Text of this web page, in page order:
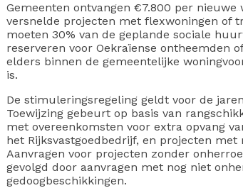
Gemeenten ontvangen €7.800 per
versnelde projecten met flexwoningen of
moeten 30% van de geplande sociale
reserveren voor Oekraïense ontheemden
elders binnen de gemeentelijke
is.
De stimuleringsregeling geldt voor de
Toewijzing gebeurt op basis van
met overeenkomsten voor extra opvang
het Rijksvastgoedbedrijf, en projecten
Aanvragen voor projecten zonder
gevolgd door aanvragen met nog niet
gedoogbeschikkingen.